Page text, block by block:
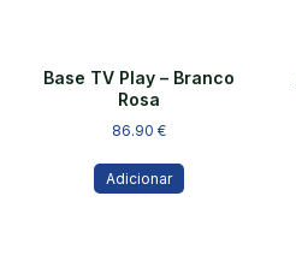
Base TV Play – Branco
Rosa
86.90 €
Adicionar